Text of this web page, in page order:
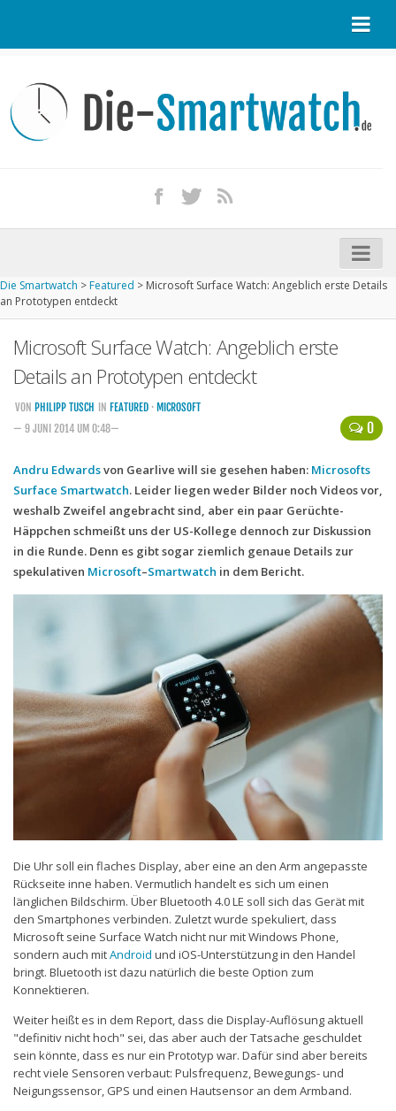
Kontakt / Tipp geben
Impressum
iPhone kaufen
Startseite
Kommende Smartwatches
Marken und Modelle
Handytarife
Smartphonetarife
Datentarife
o2
Smartphonetarife
Flatrate-Prepaidtarife
Mobilfunk-Vergleichsrechner
Mobilfunk-Tarifrechner
Flatrate-Datentarife
Die Smartwatch >Featured > Microsoft Surface Watch: Angeblich erste Details
an Prototypen entdeckt
Microsoft Surface Watch: Angeblich erste
Details an Prototypen entdeckt
0
VON PHILIPP TUSCH IN FEATURED · MICROSOFT
— 9 JUNI 2014 UM 0:48—
Andru Edwardsvon Gearlive will sie gesehen haben: Microsofts
Surface Smartwatch. Leider liegen weder Bilder noch Videos vor,
weshalb Zweifel angebracht sind, aber ein paar Gerüchte-
Häppchen schmeißt uns der US-Kollege dennoch zur Diskussion
in die Runde. Denn es gibt sogar ziemlich genaue Details zur
spekulativen Microsoft–Smartwatch in dem Bericht.
Die Uhr soll ein flaches Display, aber eine an den Arm angepasste
Rückseite inne haben. Vermutlich handelt es sich um einen
länglichen Bildschirm. Über Bluetooth 4.0 LE soll sich das Gerät mit
den Smartphones verbinden. Zuletzt wurde spekuliert, dass
Microsoft seine Surface Watch nicht nur mit Windows Phone,
sondern auch mitAndroid und iOS-Unterstützung in den Handel
bringt. Bluetooth ist dazu natürlich die beste Option zum
Konnektieren.
Weiter heißt es in dem Report, dass die Display-Auflösung aktuell
"definitiv nicht hoch" sei, das aber auch der Tatsache geschuldet
sein könnte, dass es nur ein Prototyp war. Dafür sind aber bereits
recht viele Sensoren verbaut: Pulsfrequenz, Bewegungs- und
Neigungssensor, GPS und einen Hautsensor an dem Armband.